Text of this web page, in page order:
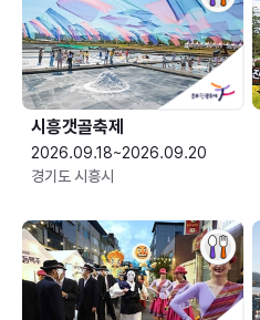
시흥갯골축제
2026.09.18~2026.09.20
경기도 시흥시